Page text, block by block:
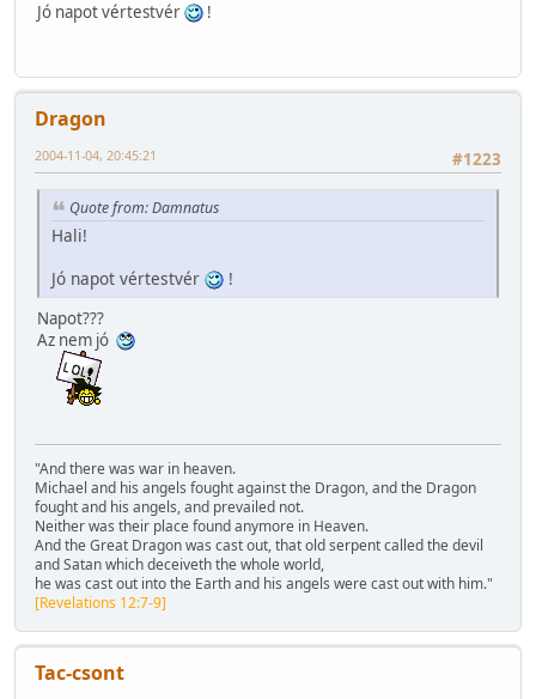
Jó napot vértestvér
!
Dragon
#1223
2004-11-04, 20:45:21
Quote from: Damnatus
Hali!
Jó napot vértestvér
!
Napot???
Az nem jó
"And there was war in heaven.
Michael and his angels fought against the Dragon, and the Dragon
fought and his angels, and prevailed not.
Neither was their place found anymore in Heaven.
And the Great Dragon was cast out, that old serpent called the devil
and Satan which deceiveth the whole world,
he was cast out into the Earth and his angels were cast out with him."
[Revelations 12:7-9]
Tac-csont